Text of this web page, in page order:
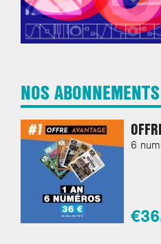
NOS ABONNEMENTS
6